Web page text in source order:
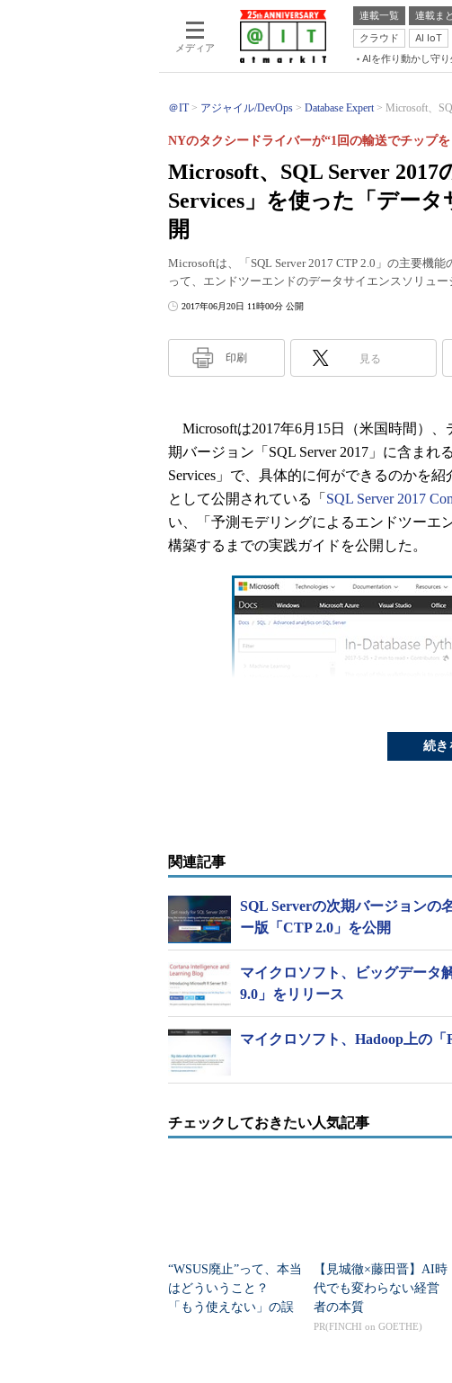
メディア
連載一覧 連載ま
クラウド
AI IoT
AIを作り動かし守
＠IT アジャイル/DevOps Database Expert Microsoft、
Microsoft、SQL Server 2017
Services」を使った「デー
開
NYのタクシードライバーが“1回の輸送でチップ
Microsoftは、「SQL Server 2017 CTP 2.0」の主要機
って、エンドツーエンドのデータサイエンスソリュ
2017年06月20日 11時00分 公開
印刷 見る
Microsoftは2017年6月15日（米国時間）、
期バージョン「SQL Server 2017」に含まれ
Services」で、具体的に何ができるのかを紹
として公開されている「 SQL Server 2017
い、「予測モデリングによるエンドツーエ
構築するまでの実践ガイドを公開した。
In-Database Python Analytics for SQL Developers
Microsoft Machine Learning Servicesは、こ
改称し、機能を強化したサービス。Python
したり、T-SQLスクリプトに埋め込んでス
可視化や予測分析を、SQL Serverに保存さ
エンティストはSQLとPythonを組み合わせ
公開された実践ガイド「In-Database Python
できる。
実践ガイドは以下の6つのステップで構
続き
関連記事
SQL Serverの次期バージョンの
ー版「CTP 2.0」を公開
マイクロソフト、ビッグデータ
9.0」をリリース
マイクロソフト、Hadoop上の
チェックしておきたい人気記事
“WSUS廃止”って、本当
はどういうこと？
「もう使えない」の誤
【見城徹×藤田晋】AI時
代でも変わらない経営
者の本質
PR(FINCHI on GOETHE)